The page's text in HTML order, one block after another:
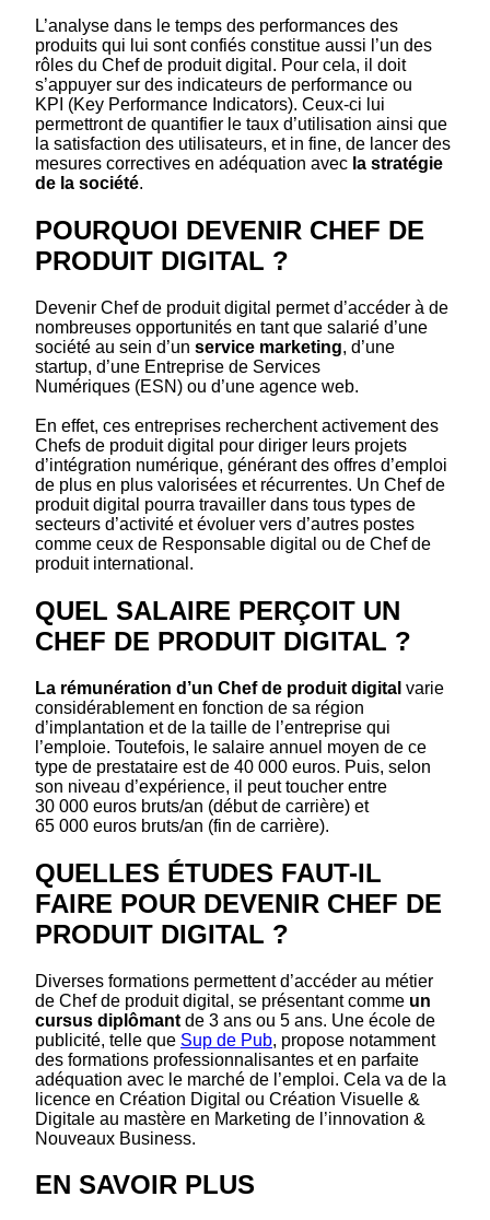
L’analyse dans le temps des performances des
produits qui lui sont confiés constitue aussi l’un des
rôles du Chef de produit digital. Pour cela, il doit
s’appuyer sur des indicateurs de performance ou
KPI (Key Performance Indicators). Ceux-ci lui
permettront de quantifier le taux d’utilisation ainsi que
la satisfaction des utilisateurs, et in fine, de lancer des
mesures correctives en adéquation avec la stratégie
de la société.
POURQUOI DEVENIR CHEF DE
PRODUIT DIGITAL ?
Devenir Chef de produit digital permet d’accéder à de
nombreuses opportunités en tant que salarié d’une
société au sein d’un service marketing, d’une
startup, d’une Entreprise de Services
Numériques (ESN) ou d’une agence web.
En effet, ces entreprises recherchent activement des
Chefs de produit digital pour diriger leurs projets
d’intégration numérique, générant des offres d’emploi
de plus en plus valorisées et récurrentes. Un Chef de
produit digital pourra travailler dans tous types de
secteurs d’activité et évoluer vers d’autres postes
comme ceux de Responsable digital ou de Chef de
produit international.
QUEL SALAIRE PERÇOIT UN
CHEF DE PRODUIT DIGITAL ?
La rémunération d’un Chef de produit digital varie
considérablement en fonction de sa région
d’implantation et de la taille de l’entreprise qui
l’emploie. Toutefois, le salaire annuel moyen de ce
type de prestataire est de 40 000 euros. Puis, selon
son niveau d’expérience, il peut toucher entre
30 000 euros bruts/an (début de carrière) et
65 000 euros bruts/an (fin de carrière).
QUELLES ÉTUDES FAUT-IL
FAIRE POUR DEVENIR CHEF DE
PRODUIT DIGITAL ?
Diverses formations permettent d’accéder au métier
de Chef de produit digital, se présentant comme un
cursus diplômant de 3 ans ou 5 ans. Une école de
publicité, telle que Sup de Pub, propose notamment
des formations professionnalisantes et en parfaite
adéquation avec le marché de l’emploi. Cela va de la
licence en Création Digital ou Création Visuelle &
Digitale au mastère en Marketing de l’innovation &
Nouveaux Business.
EN SAVOIR PLUS